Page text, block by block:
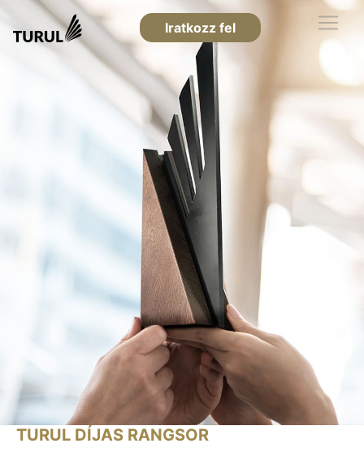
Iratkozz fel
TURUL DÍJAS RANGSOR